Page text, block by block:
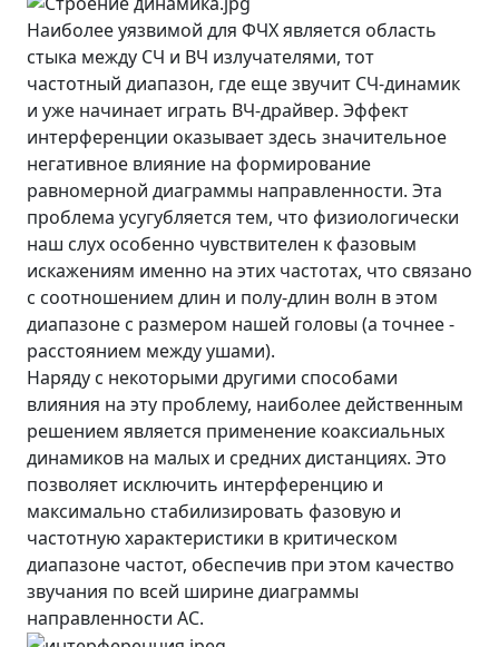
Наиболее уязвимой для ФЧХ является область
стыка между СЧ и ВЧ излучателями, тот
частотный диапазон, где еще звучит СЧ-динамик
и уже начинает играть ВЧ-драйвер. Эффект
интерференции оказывает здесь значительное
негативное влияние на формирование
равномерной диаграммы направленности. Эта
проблема усугубляется тем, что физиологически
наш слух особенно чувствителен к фазовым
искажениям именно на этих частотах, что связано
с соотношением длин и полу-длин волн в этом
диапазоне с размером нашей головы (а точнее -
расстоянием между ушами).
Наряду с некоторыми другими способами
влияния на эту проблему, наиболее действенным
решением является применение коаксиальных
динамиков на малых и средних дистанциях. Это
позволяет исключить интерференцию и
максимально стабилизировать фазовую и
частотную характеристики в критическом
диапазоне частот, обеспечив при этом качество
звучания по всей ширине диаграммы
направленности АС.